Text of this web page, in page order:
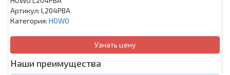
Артикул: L204PBA
Категория: HOWO
Узнать цену
Наши преимущества